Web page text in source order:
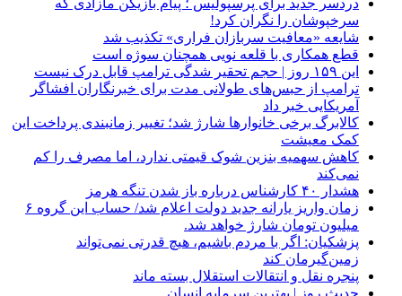
دردسر جدید برای پرسپولیس ؛ پیام بازیکن مازادی که
سرخپوشان را نگران کرد!
شایعه «معافیت سربازان فراری» تکذیب شد
قطع همکاری با قلعه نویی همچنان سوژه است
این ۱۵۹ روز | حجم تحقیر شدگی ترامپ قابل درک نیست
ترامپ از حبس‌های طولانی مدت برای خبرنگاران افشاگر
آمریکایی خبر داد
کالابرگ برخی خانوارها شارژ شد؛ تغییر زمانبندی پرداخت این
کمک معیشت
کاهش سهمیه بنزین شوک قیمتی ندارد، اما مصرف را کم
نمی‌کند
هشدار ۴۰ کارشناس درباره باز شدن تنگه هرمز
زمان واریز یارانه جدید دولت اعلام شد/ حساب این گروه ۶
میلیون تومان شارژ خواهد شد.
پزشکیان: اگر با مردم باشیم، هیچ قدرتی نمی‌تواند
زمین‌گیرمان کند
پنجره‌ نقل و انتقالات استقلال بسته ماند